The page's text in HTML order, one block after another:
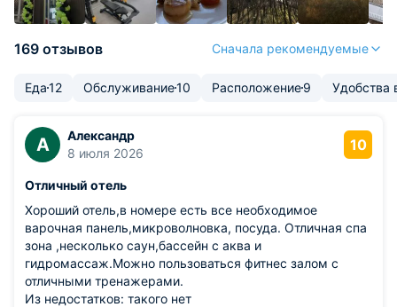
169 отзывов Сначала рекомендуемые
Еда12 Обслуживание10 Расположение9 Удобства
А
Александр
8 июля 2026
10
Отличный отель
Хороший отель,в номере есть все необходимое
варочная панель,микроволновка, посуда. Отличная спа
зона ,несколько саун,бассейн с аква и
гидромассаж.Можно пользоваться фитнес залом с
отличными тренажерами.
Из недостатков: такого нет